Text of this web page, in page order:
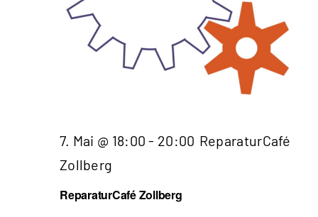
ReparaturCafé Zollberg
7. Mai @ 18:00 - 20:00 ReparaturCafé
Zollberg